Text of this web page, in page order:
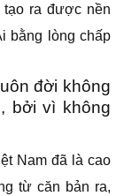
ra được nền
bằng lòng chấp
đời không
bởi vì không
Nam đã là cao
từ căn bản ra,